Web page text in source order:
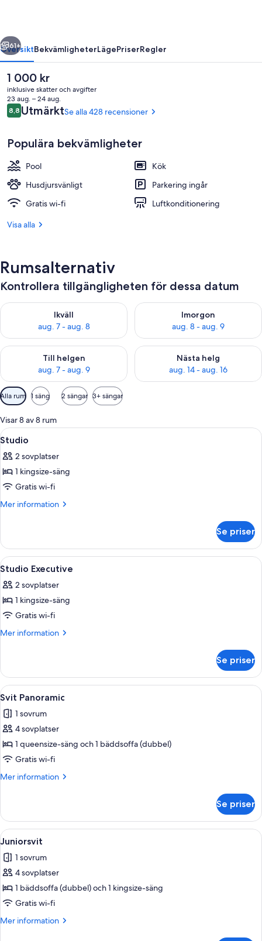
Sittområde i lobbyn
Nästa
61+
ÖversiktBekvämligheterLägePriserRegler
Det
nuvarande
priset
är
1 000 kr
1 000 kr
inklusive skatter och avgifter
23 aug. – 24 aug.
Recensioner
8,88,8 av 10,
UtmärktSe alla 428 recensioner
Populära bekvämligheter
Pool
Kök
Husdjursvänligt
Parkering ingår
Gratis wi-fi
Luftkonditionering
Visa alla
Rumsalternativ
Kontrollera tillgängligheten för dessa datum
Ikväll
aug. 7 - aug. 8
Kontrollera tillgängligheten för ikväll aug. 7 - aug. 8
Imorgon
aug. 8 - aug. 9
Kontrollera tillgängligheten
Till helgen
aug. 7 - aug. 9
Kontrollera tillgängligheten för den här helgen aug. 7 - aug. 9
Nästa helg
aug. 14 - aug. 16
Kontrollera tillgängligheten
Tillgängliga
filter
för
rum
Alla rum 1 säng 2 sängar 3+ sängar
Visar 8 av 8 rum
Öppna
alla
foton
för
Studio
Ett hotellrum med en stor säng, två
5
Studio
2 sovplatser
1 kingsize-säng
Gratis wi-fi
Mer information
Mer
Se priser
Öppna
alla
foton
för
Studio
Executive
Ett hotellrum med en stor säng, ett
5
Studio Executive
2 sovplatser
1 kingsize-säng
Gratis wi-fi
Mer information
Mer
Executive
Se priser
Öppna
alla
foton
för
Svit
Panoramic
Ett kompakt bostadsutrymme med
5
Svit Panoramic
1 sovrum
4 sovplatser
1 queensize-säng och 1 bäddsoffa (dubbel)
Gratis wi-fi
Mer information
Mer
Panoramic
Se priser
Öppna
alla
foton
för
Juniorsvit
Ett hotellrum med en stor säng, två
6
Juniorsvit
1 sovrum
4 sovplatser
1 bäddsoffa (dubbel) och 1 kingsize-säng
Gratis wi-fi
Mer information
Mer